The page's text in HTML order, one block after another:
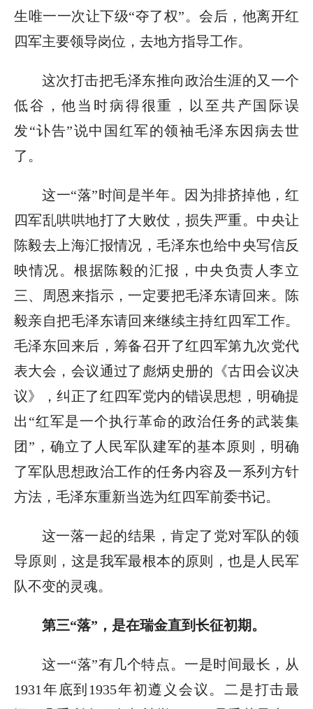
生唯一一次让下级“夺了权”。会后，他离开红
四军主要领导岗位，去地方指导工作。
这次打击把毛泽东推向政治生涯的又一个
低谷，他当时病得很重，以至共产国际误
发“讣告”说中国红军的领袖毛泽东因病去世
了。
这一“落”时间是半年。因为排挤掉他，红
四军乱哄哄地打了大败仗，损失严重。中央让
陈毅去上海汇报情况，毛泽东也给中央写信反
映情况。根据陈毅的汇报，中央负责人李立
三、周恩来指示，一定要把毛泽东请回来。陈
毅亲自把毛泽东请回来继续主持红四军工作。
毛泽东回来后，筹备召开了红四军第九次党代
表大会，会议通过了彪炳史册的《古田会议决
议》，纠正了红四军党内的错误思想，明确提
出“红军是一个执行革命的政治任务的武装集
团”，确立了人民军队建军的基本原则，明确
了军队思想政治工作的任务内容及一系列方针
方法，毛泽东重新当选为红四军前委书记。
这一落一起的结果，肯定了党对军队的领
导原则，这是我军最根本的原则，也是人民军
队不变的灵魂。
第三“落”，是在瑞金直到长征初期。
这一“落”有几个特点。一是时间最长，从
1931年底到1935年初遵义会议。二是打击最